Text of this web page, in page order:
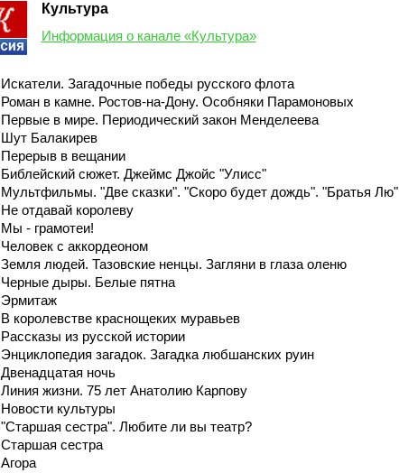
Культура
Информация о канале «Культура»
Искатели. Загадочные победы русского флота
Роман в камне. Ростов-на-Дону. Особняки Парамоновых
Первые в мире. Периодический закон Менделеева
Шут Балакирев
Перерыв в вещании
Библейский сюжет. Джеймс Джойс "Улисс"
Мультфильмы. "Две сказки". "Скоро будет дождь". "Братья Лю"
Не отдавай королеву
Мы - грамотеи!
Человек с аккордеоном
Земля людей. Тазовские ненцы. Загляни в глаза оленю
Черные дыры. Белые пятна
Эрмитаж
В королевстве краснощеких муравьев
Рассказы из русской истории
Энциклопедия загадок. Загадка любшанских руин
Двенадцатая ночь
Линия жизни. 75 лет Анатолию Карпову
Новости культуры
"Старшая сестра". Любите ли вы театр?
Старшая сестра
Агора